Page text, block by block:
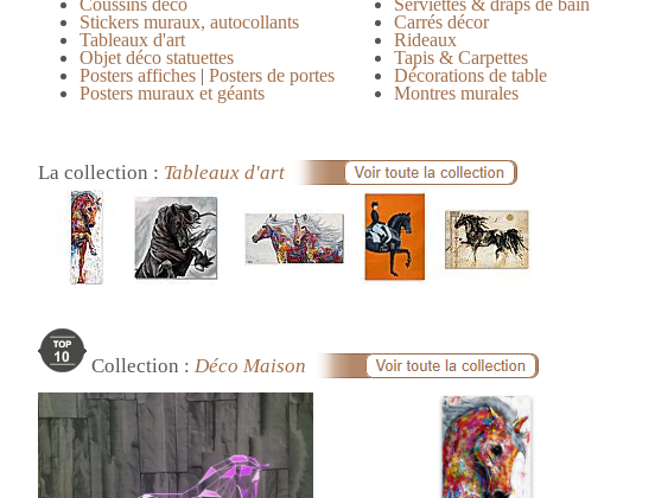
Coussins déco
Stickers muraux, autocollants
Tableaux d'art
Objet déco statuettes
Posters affiches | Posters de portes
Posters muraux et géants
Serviettes & draps de bain
Carrés décor
Rideaux
Tapis & Carpettes
Décorations de table
Montres murales
La collection : Tableaux d'art
Collection : Déco Maison